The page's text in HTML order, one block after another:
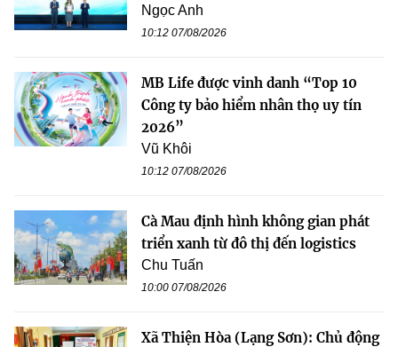
Ngọc Anh
10:12 07/08/2026
MB Life được vinh danh “Top 10
Công ty bảo hiểm nhân thọ uy tín
2026”
Vũ Khôi
10:12 07/08/2026
Cà Mau định hình không gian phát
triển xanh từ đô thị đến logistics
Chu Tuấn
10:00 07/08/2026
Xã Thiện Hòa (Lạng Sơn): Chủ động